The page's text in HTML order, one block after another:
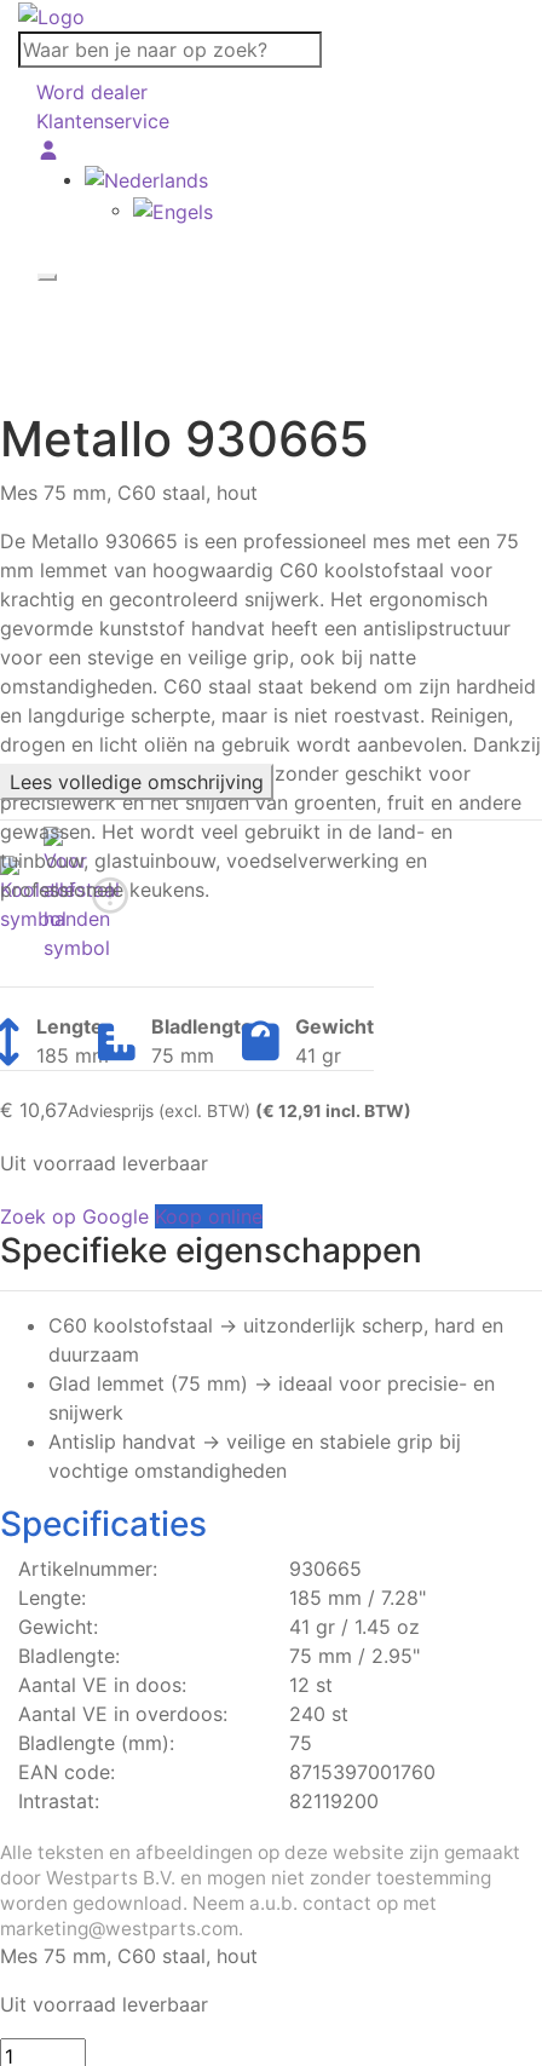
Waar
ben
naar
op
zoek?
Word dealer
Klantenservice
Metallo 930665
Mes 75 mm, C60 staal, hout
De Metallo 930665 is een professioneel mes met een 75
mm lemmet van hoogwaardig C60 koolstofstaal voor
krachtig en gecontroleerd snijwerk. Het ergonomisch
gevormde kunststof handvat heeft een antislipstructuur
voor een stevige en veilige grip, ook bij natte
omstandigheden. C60 staal staat bekend om zijn hardheid
en langdurige scherpte, maar is niet roestvast. Reinigen,
drogen en licht oliën na gebruik wordt aanbevolen. Dankzij
de gladde snede is dit mes bijzonder geschikt voor
precisiewerk en het snijden van groenten, fruit en andere
gewassen. Het wordt veel gebruikt in de land- en
tuinbouw, glastuinbouw, voedselverwerking en
professionele keukens.
Lees volledige omschrijving
Lengte
185 mm
Bladlengte
75 mm
Gewicht
41 gr
€ 10,67Adviesprijs (excl. BTW) (€ 12,91 incl. BTW)
Uit voorraad leverbaar
Zoek op Google Koop online
Specifieke eigenschappen
C60 koolstofstaal → uitzonderlijk scherp, hard en
duurzaam
Glad lemmet (75 mm) → ideaal voor precisie- en
snijwerk
Antislip handvat → veilige en stabiele grip bij
vochtige omstandigheden
Specificaties
Artikelnummer:
930665
Lengte:
185 mm / 7.28"
Gewicht:
41 gr / 1.45 oz
Bladlengte:
75 mm / 2.95"
Aantal VE in doos:
12 st
Aantal VE in overdoos:
240 st
Bladlengte (mm):
75
EAN code:
8715397001760
Intrastat:
82119200
Alle teksten en afbeeldingen op deze website zijn gemaakt
door Westparts B.V. en mogen niet zonder toestemming
worden gedownload. Neem a.u.b. contact op met
marketing@westparts.com.
Mes 75 mm, C60 staal, hout
Uit voorraad leverbaar
Mes